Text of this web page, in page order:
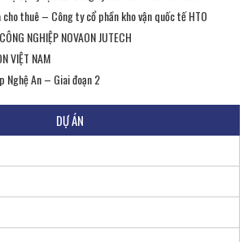
cho thuê – Công ty cổ phần kho vận quốc tế HTO
NGHIỆP NOVAON JUTECH
VIỆT NAM
Nghệ An – Giai đoạn 2
DỰ ÁN